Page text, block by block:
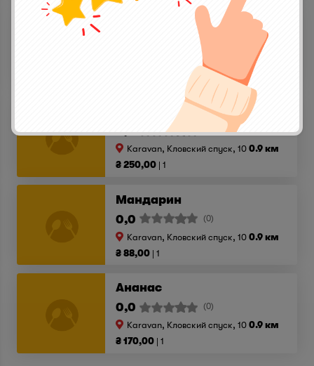
Karavan, Кловский спуск, 10
0.9 км
0,0
(0)
Karavan, Кловский спуск, 100.9 км
₴ 250,00
1
Мандарин
0,0
(0)
Karavan, Кловский спуск, 100.9 км
₴ 88,00
1
Ананас
0,0
(0)
Karavan, Кловский спуск, 100.9 км
₴ 170,00
1